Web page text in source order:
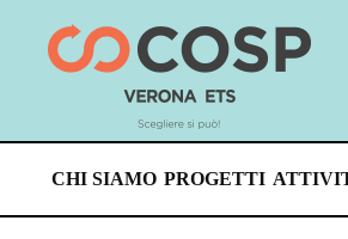
Skip
CHI SIAMO PROGETTI